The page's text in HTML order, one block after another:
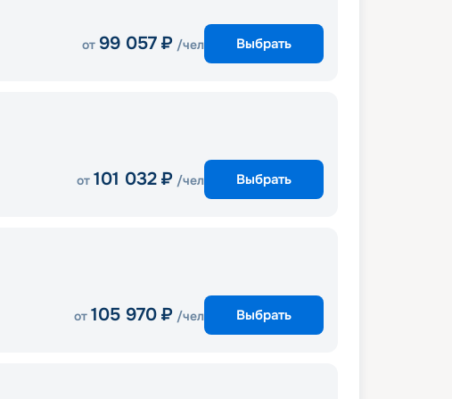
от 99 057 ₽ /чел Выбрать
от 101 032 ₽ /чел Выбрать
от 105 970 ₽ /чел Выбрать